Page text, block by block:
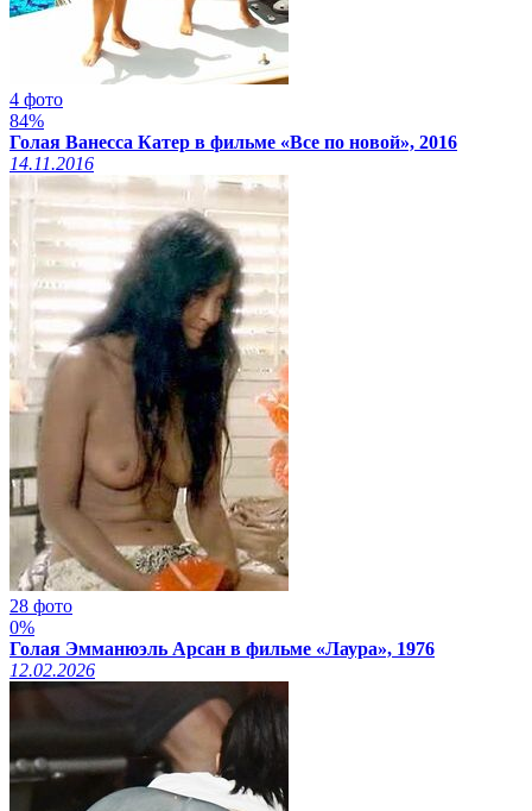
4 фото
84%
Голая Ванесса Катер в фильме «Все по новой», 2016
14.11.2016
28 фото
0%
Голая Эмманюэль Арсан в фильме «Лаура», 1976
12.02.2026